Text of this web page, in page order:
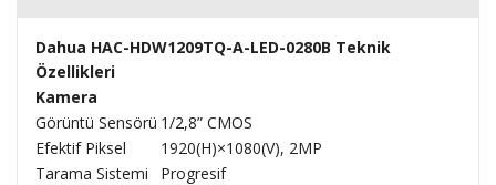
Dahua HAC-HDW1209TQ-A-LED-0280B Teknik
Özellikleri
Kamera
Görüntü Sensörü 1/2,8” CMOS
Efektif Piksel
1920(H)×1080(V), 2MP
Tarama Sistemi
Progresif